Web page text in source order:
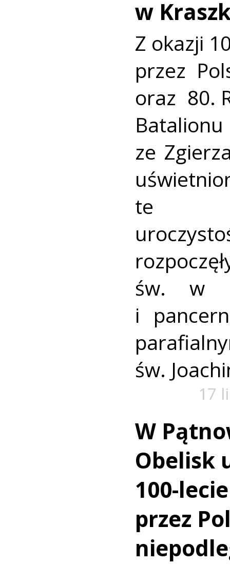
w
Z okazji
przez
oraz 80.
ze
te
św. w
i
św.
17
W
Obelisk
100-
przez